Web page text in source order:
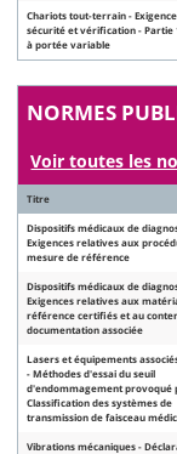
Chariots tout-terrain -
sécurité et vérification - Partie
à portée variable
NORMES
Voir toutes les
Titre
Dispositifs médicaux de
Exigences relatives aux
mesure de référence
Dispositifs médicaux de
Exigences relatives aux
référence certifiés et au
documentation associée
Lasers et équipements
- Méthodes d'essai du seuil
d'endommagement provoqué
Classification des systèmes de
transmission de faisceau
Vibrations mécaniques -